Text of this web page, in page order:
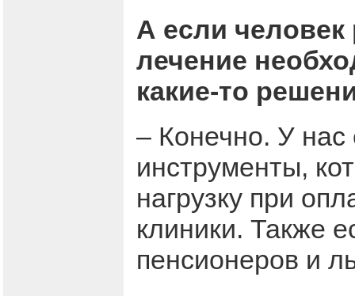
А если
лечение
какие-то
– Конечно. У
инструменты,
нагрузку при
клиники. Также
пенсионеров и